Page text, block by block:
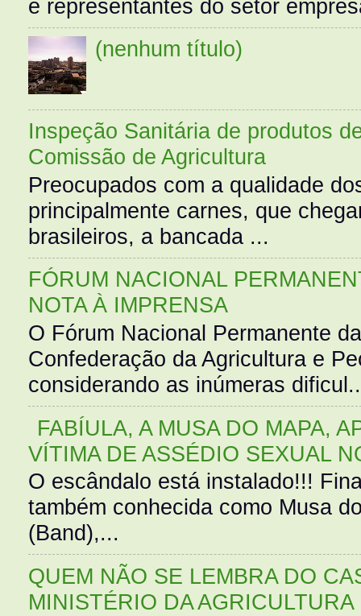
e representantes do setor
(nenhum título)
Inspeção Sanitária de produtos
Comissão de Agricultura
Preocupados com a qualidade
principalmente carnes, que
brasileiros, a bancada ...
FÓRUM NACIONAL
NOTA À IMPRENSA
O Fórum Nacional Permanente
Confederação da Agricultura e
considerando as inúmeras
FABÍULA, A MUSA DO MAPA,
VÍTIMA DE ASSÉDIO SEXUAL
O escândalo está instalado!!!
também conhecida como Musa
(Band),...
QUEM NÃO SE LEMBRA DO
MINISTÉRIO DA AGRICULTURA